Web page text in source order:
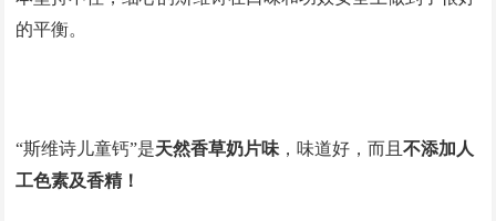
的平衡。
“斯维诗儿童钙”是天然香草奶片味 ，味道好，而且不添加人
工色素及香精！